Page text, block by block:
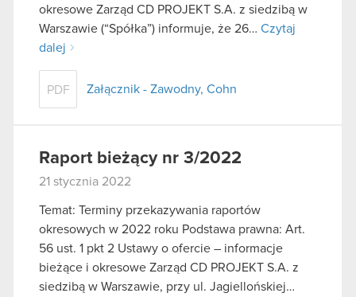
okresowe Zarząd CD PROJEKT S.A. z siedzibą w
Warszawie (“Spółka”) informuje, że 26… Czytaj
dalej
PDF Załącznik - Zawodny, Cohn
Raport bieżący nr 3/2022
21 stycznia 2022
Temat: Terminy przekazywania raportów
okresowych w 2022 roku Podstawa prawna: Art.
56 ust. 1 pkt 2 Ustawy o ofercie – informacje
bieżące i okresowe Zarząd CD PROJEKT S.A. z
siedzibą w Warszawie, przy ul. Jagiellońskiej…